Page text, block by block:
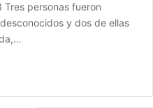
Tres personas fueron
y dos de ellas